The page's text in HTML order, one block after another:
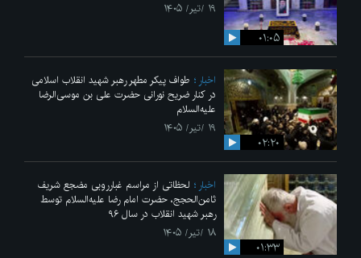
۰۱:۰۵
۱۹ /تیر/ ۱۴۰۵
۰۲:۲۰
اخبار
طواف پیکر مطهر رهبر شهید انقلاب اسلامی
در کنار ضریح نورانی حضرت علی‌ بن موسی‌الرضا
علیه‌السلام
۱۹ /تیر/ ۱۴۰۵
۰۱:۳۳
اخبار
لحظاتی از مراسم غبارروبی مضجع شریف
ثامن‌الحجج، حضرت امام رضا علیه‌السلام توسط
رهبر شهید انقلاب در سال ۹۶
۱۸ /تیر/ ۱۴۰۵